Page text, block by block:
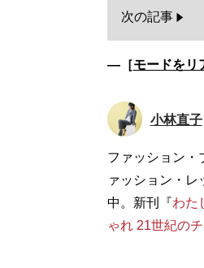
次の記事
―［モードをリ
小林直子
ファッション・
ァッション・レ
中。新刊『わた
ゃれ 21世紀の